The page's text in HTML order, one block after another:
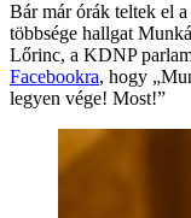
Bár már órák teltek el
többsége hallgat
Lőrinc, a KDNP
Facebookra, hogy
legyen vége! Most!”